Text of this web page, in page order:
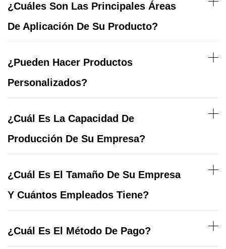
¿Cuáles Son Las Principales Áreas
De Aplicación De Su Producto?
¿Pueden Hacer Productos
Personalizados?
¿Cuál Es La Capacidad De
Producción De Su Empresa?
¿Cuál Es El Tamaño De Su Empresa
Y Cuántos Empleados Tiene?
¿Cuál Es El Método De Pago?